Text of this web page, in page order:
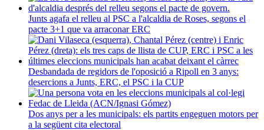
Junts agafa el relleu al PSC a l'alcaldia de Roses, segons el
pacte 3+1 que va arraconar ERC
Desbandada de regidors de l'oposició a Ripoll en 3 anys:
desercions a Junts, ERC, el PSC i la CUP
Dos anys per a les municipals: els partits engeguen motors per
a la següent cita electoral